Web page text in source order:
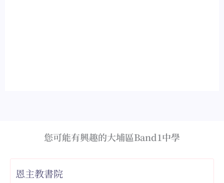
您可能有興趣的大埔區Band1中學
恩主教書院